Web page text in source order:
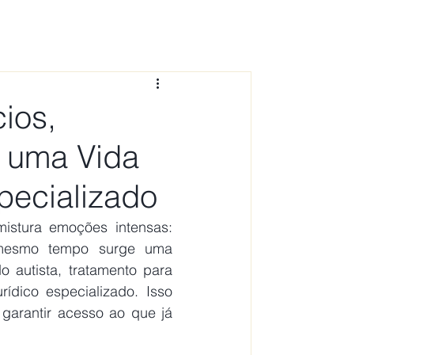
Vida
emoções intensas:
tempo surge uma
autista, tratamento para
especializado. Isso
acesso ao que já